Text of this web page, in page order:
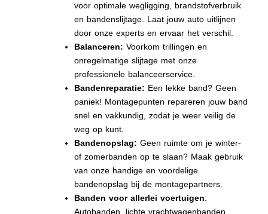
voor optimale wegligging, brandstofverbruik
en bandenslijtage. Laat jouw auto uitlijnen
door onze experts en ervaar het verschil.
Balanceren: Voorkom trillingen en
onregelmatige slijtage met onze
professionele balanceerservice.
Bandenreparatie: Een lekke band? Geen
paniek! Montagepunten repareren jouw band
snel en vakkundig, zodat je weer veilig de
weg op kunt.
Bandenopslag: Geen ruimte om je winter-
of zomerbanden op te slaan? Maak gebruik
van onze handige en voordelige
bandenopslag bij de montagepartners.
Banden voor allerlei voertuigen:
Autobanden, lichte vrachtwagenbanden,